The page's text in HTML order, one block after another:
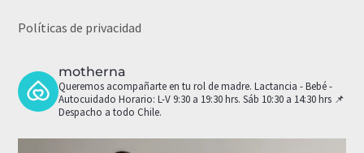
Políticas de privacidad
motherna
Queremos acompañarte en tu rol de madre. Lactancia - Bebé -
Autocuidado Horario: L-V 9:30 a 19:30 hrs. Sáb 10:30 a 14:30 hrs 📌
Despacho a todo Chile.